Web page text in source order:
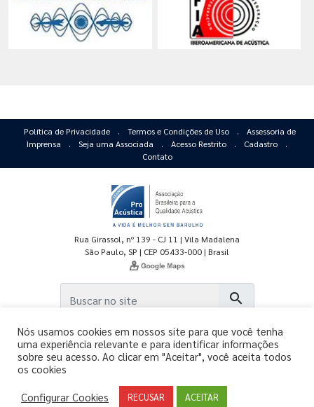
Política de Privacidade . Termos e Condições de Uso .
Assessoria de
Imprensa
. Seja uma Associada . Acesso Restrito . Cadastro
.
Contato
Rua Girassol, nº 139 - CJ 11 | Vila Madalena
São Paulo, SP | CEP 05433-000 | Brasil
search
Copyright © 2011-2026 - ProAcústica.
Todos os direitos reservados.
Nós usamos cookies em nossos site para que você tenha
uma experiência relevante e para identificar informações
sobre seu acesso. Ao clicar em "Aceitar", você aceita todos
os cookies
Configurar Cookies RECUSAR ACEITAR